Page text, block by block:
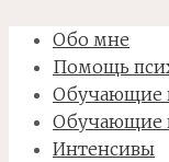
Обо мне
Помощь
Обучающие
Обучающие
Интенсивы